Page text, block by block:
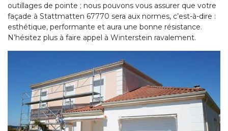
outillages de pointe ; nous pouvons vous assurer que votre
façade à Stattmatten 67770 sera aux normes, c’est-à-dire :
esthétique, performante et aura une bonne résistance.
N’hésitez plus à faire appel à Winterstein ravalement.